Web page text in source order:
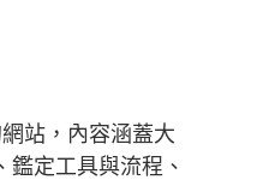
站，內容涵蓋大
定工具與流程、